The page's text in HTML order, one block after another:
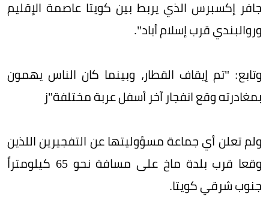
جافر إكسبرس الذي يربط بين كويتا عاصمة الإقليم
وروالبندي قرب إسلام أباد".
وتابع: "تم إيقاف القطار، وبينما كان الناس يهمون
بمغادرته وقع انفجار آخر أسفل عربة مختلفة"ز
ولم تعلن أي جماعة مسؤوليتها عن التفجيرين اللذين
وقعا قرب بلدة ماخ على مسافة نحو 65 كيلومتراً
جنوب شرقي كويتا.